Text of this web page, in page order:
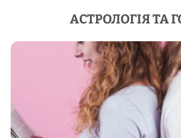
АСТРОЛОГІЯ ТА